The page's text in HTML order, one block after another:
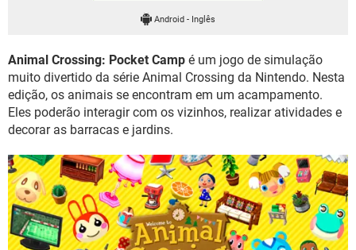
GMAIL
INSTAGRAM GMAIL
GUIA DE COMPRAS
Android- Inglês
Animal Crossing: Pocket Camp é um jogo de simulação
muito divertido da série Animal Crossing da Nintendo. Nesta
edição, os animais se encontram em um acampamento.
Eles poderão interagir com os vizinhos, realizar atividades e
decorar as barracas e jardins.